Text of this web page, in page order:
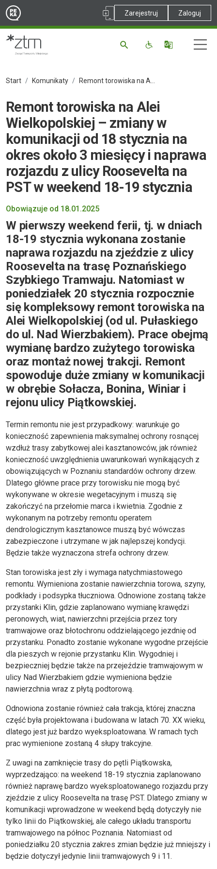
Zarejestruj Zaloguj
Start Komunikaty Remont torowiska na Alei Wielkopolskiej – zmiany w komunikacji od 18 stycznia na okres około 3 miesięcy i naprawa rozjazdu z ulicy Roosevelta na PST w weekend 18-19 stycznia
Remont torowiska na Alei
Wielkopolskiej – zmiany w
komunikacji od 18 stycznia na
okres około 3 miesięcy i naprawa
rozjazdu z ulicy Roosevelta na
PST w weekend 18-19 stycznia
Obowiązuje od 18.01.2025
W pierwszy weekend ferii, tj. w dniach
18-19 stycznia wykonana zostanie
naprawa rozjazdu na zjeździe z ulicy
Roosevelta na trasę Poznańskiego
Szybkiego Tramwaju. Natomiast w
poniedziałek 20 stycznia rozpocznie
się kompleksowy remont torowiska na
Alei Wielkopolskiej (od ul. Pułaskiego
do ul. Nad Wierzbakiem). Prace obejmą
wymianę bardzo zużytego torowiska
oraz montaż nowej trakcji. Remont
spowoduje duże zmiany w komunikacji
w obrębie Sołacza, Bonina, Winiar i
rejonu ulicy Piątkowskiej.
Termin remontu nie jest przypadkowy: warunkuje go
konieczność zapewnienia maksymalnej ochrony rosnącej
wzdłuż trasy zabytkowej alei kasztanowców, jak również
konieczność uwzględnienia uwarunkowań wynikających z
obowiązujących w Poznaniu standardów ochrony drzew.
Dlatego główne prace przy torowisku nie mogą być
wykonywane w okresie wegetacyjnym i muszą się
zakończyć na przełomie marca i kwietnia. Zgodnie z
wykonanym na potrzeby remontu operatem
dendrologicznym kasztanowce muszą być wówczas
zabezpieczone i utrzymane w jak najlepszej kondycji.
Będzie także wyznaczona strefa ochrony drzew.
Stan torowiska jest zły i wymaga natychmiastowego
remontu. Wymieniona zostanie nawierzchnia torowa, szyny,
podkłady i podsypka tłuczniowa. Odnowione zostaną także
przystanki Klin, gdzie zaplanowano wymianę krawędzi
peronowych, wiat, nawierzchni przejścia przez tory
tramwajowe oraz błotochronu oddzielającego jezdnię od
przystanku. Ponadto zostanie wykonane wygodne przejście
dla pieszych w rejonie przystanku Klin. Wygodniej i
bezpieczniej będzie także na przejeździe tramwajowym w
ulicy Nad Wierzbakiem gdzie wymieniona będzie
nawierzchnia wraz z płytą podtorową.
Odnowiona zostanie również cała trakcja, której znaczna
część była projektowana i budowana w latach 70. XX wieku,
dlatego jest już bardzo wyeksploatowana. W ramach tych
prac wymienione zostaną 4 słupy trakcyjne.
Z uwagi na zamknięcie trasy do pętli Piątkowska,
wyprzedzająco: na weekend 18-19 stycznia zaplanowano
również naprawę bardzo wyeksploatowanego rozjazdu przy
zjeździe z ulicy Roosevelta na trasę PST. Dlatego zmiany w
komunikacji wprowadzone w weekend będą dotyczyły nie
tylko linii do Piątkowskiej, ale całego układu transportu
tramwajowego na północ Poznania. Natomiast od
poniedziałku 20 stycznia zakres zmian będzie już mniejszy i
będzie dotyczył jedynie linii tramwajowych 9 i 11.